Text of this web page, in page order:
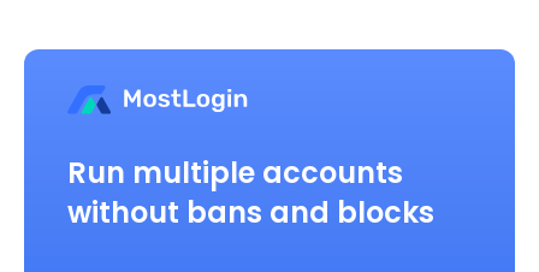
Run multiple accounts
without bans and blocks